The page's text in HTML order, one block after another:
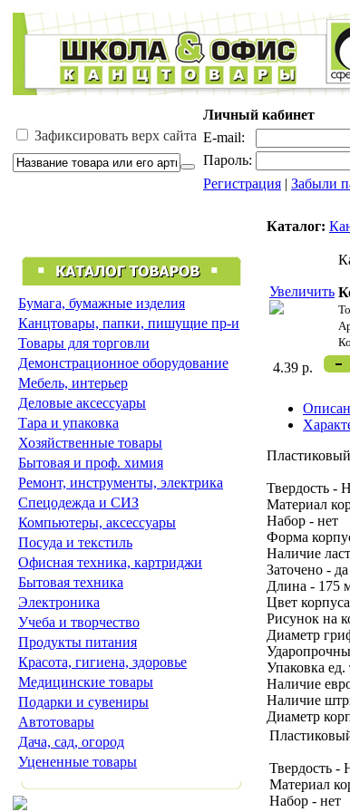
Зафиксировать верх сайта
Личный кабинет
E-mail:
Пароль:
Регистрация | Забыли
Бумага, бумажные изделия
Канцтовары, папки, пишущие пр-и
Товары для торговли
Демонстрационное оборудование
Мебель, интерьер
Деловые аксессуары
Тара и упаковка
Хозяйственные товары
Бытовая и проф. химия
Ремонт, инструменты, электрика
Спецодежда и СИЗ
Компьютеры, аксессуары
Посуда и текстиль
Офисная техника, картриджи
Бытовая техника
Электроника
Учеба и творчество
Продукты питания
Красота, гигиена, здоровье
Медицинские товары
Подарки и сувениры
Автотовары
Дача, сад, огород
Уцененные товары
Каталог:
Увеличить
4.39 р.
Твердость -
Материал
Набор - нет
Форма
Наличие
Заточено - да
Длина - 175
Цвет
Рисунок на
Диаметр
Упаковка ед.
Наличие
Наличие
Диаметр
Твердость -
Материал
Набор - нет